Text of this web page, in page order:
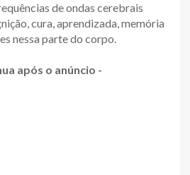
de ondas cerebrais
cura, aprendizada, memória
nessa parte do corpo.
após o anúncio -